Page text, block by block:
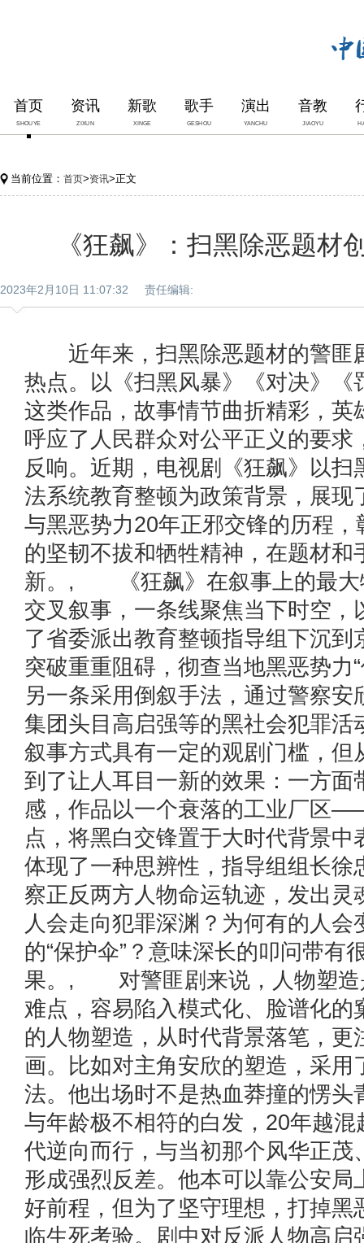
首页
SHOUYE
资讯
ZIXUN
新歌
XINGE
歌手
GESHOU
演出
YANCHU
音教
JIAOYU
当前位置： 首页>资讯>正文
《狂飙》：扫黑除恶题材
2023年2月10日 11:07:32 责任编辑:
近年来，扫黑除恶题材的警匪
热点。以《扫黑风暴》《对决》《
这类作品，故事情节曲折精彩，英
呼应了人民群众对公平正义的要求
反响。近期，电视剧《狂飙》以扫
法系统教育整顿为政策背景，展现
与黑恶势力20年正邪交锋的历程，
的坚韧不拔和牺牲精神，在题材和
新。, 《狂飙》在叙事上的最大
交叉叙事，一条线聚焦当下时空，
了省委派出教育整顿指导组下沉到
突破重重阻碍，彻查当地黑恶势力
另一条采用倒叙手法，通过警察安
集团头目高启强等的黑社会犯罪活
叙事方式具有一定的观剧门槛，但
到了让人耳目一新的效果：一方面
感，作品以一个衰落的工业厂区
点，将黑白交锋置于大时代背景中
体现了一种思辨性，指导组组长徐
察正反两方人物命运轨迹，发出灵
人会走向犯罪深渊？为何有的人会
的“保护伞”？意味深长的叩问带有
果。, 对警匪剧来说，人物塑造
难点，容易陷入模式化、脸谱化的
的人物塑造，从时代背景落笔，更
画。比如对主角安欣的塑造，采用
法。他出场时不是热血莽撞的愣头
与年龄极不相符的白发，20年越混
代逆向而行，与当初那个风华正茂
形成强烈反差。他本可以靠公安局
好前程，但为了坚守理想，打掉黑
临生死考验。剧中对反派人物高启